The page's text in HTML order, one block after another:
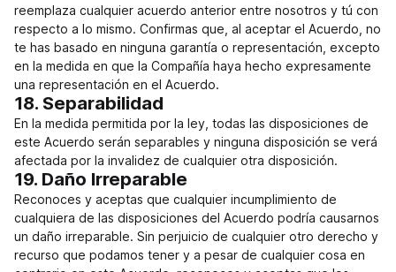
reemplaza cualquier acuerdo anterior entre nosotros y tú con
respecto a lo mismo. Confirmas que, al aceptar el Acuerdo, no
te has basado en ninguna garantía o representación, excepto
en la medida en que la Compañía haya hecho expresamente
una representación en el Acuerdo.
18. Separabilidad
En la medida permitida por la ley, todas las disposiciones de
este Acuerdo serán separables y ninguna disposición se verá
afectada por la invalidez de cualquier otra disposición.
19. Daño Irreparable
Reconoces y aceptas que cualquier incumplimiento de
cualquiera de las disposiciones del Acuerdo podría causarnos
un daño irreparable. Sin perjuicio de cualquier otro derecho y
recurso que podamos tener y a pesar de cualquier cosa en